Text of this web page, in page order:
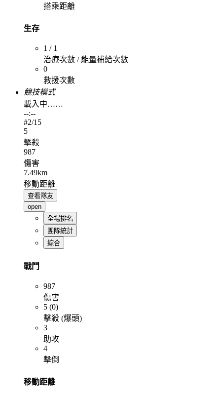
搭乘距離
生存
1 / 1
治療次數 / 能量補給次數
0
救援次數
競技模式
載入中……
--:--
#2/15
5
擊殺
987
傷害
7.49km
移動距離
查看隊友
open
全場排名
團隊統計
綜合
戰鬥
987
傷害
5 (0)
擊殺 (爆頭)
3
助攻
4
擊倒
移動距離